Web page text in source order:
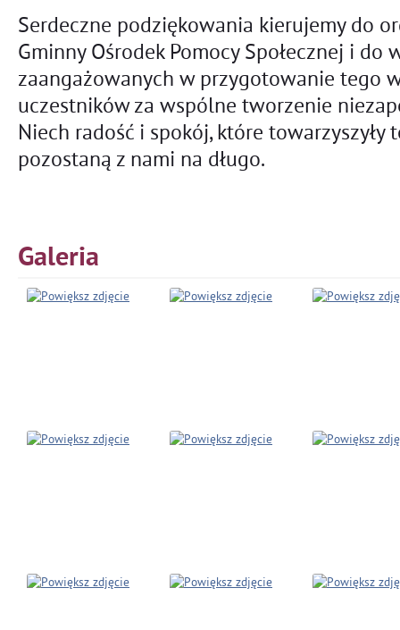
Serdeczne podziękowania kierujemy do
Gminny Ośrodek Pomocy Społecznej i do
zaangażowanych w przygotowanie tego
uczestników za wspólne tworzenie
Niech radość i spokój, które towarzyszyły
pozostaną z nami na długo.
Galeria